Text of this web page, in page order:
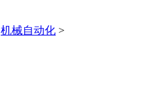
机械自动化 >